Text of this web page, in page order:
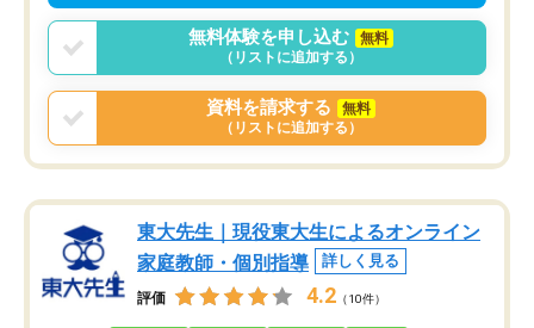
無料体験を申し込む
無料
（リストに追加する）
資料を請求する
無料
（リストに追加する）
東大先生｜現役東大生によるオンライン
家庭教師・個別指導
詳しく見る
評価 4.2 （10件）